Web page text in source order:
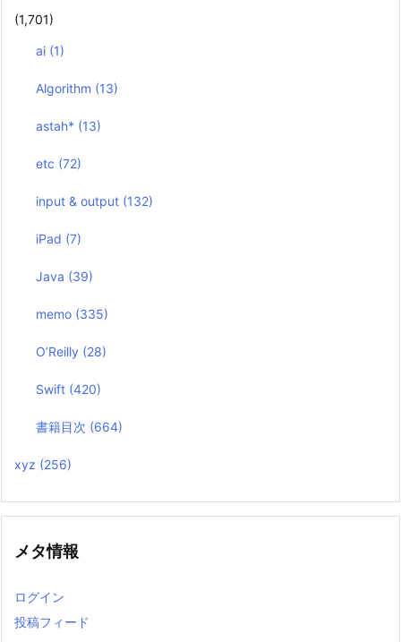
(1,701)
ai (1)
Algorithm (13)
astah* (13)
etc (72)
input & output (132)
iPad (7)
Java (39)
memo (335)
O’Reilly (28)
Swift (420)
書籍目次 (664)
xyz (256)
メタ情報
ログイン
投稿フィード